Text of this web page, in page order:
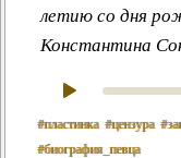
летию со дня
Константина
#пластинка #цензура
#биография_певца